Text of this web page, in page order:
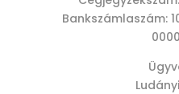
Bankszámlaszám: